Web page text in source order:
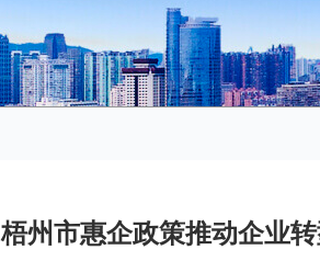
梧州市惠企政策推动企业